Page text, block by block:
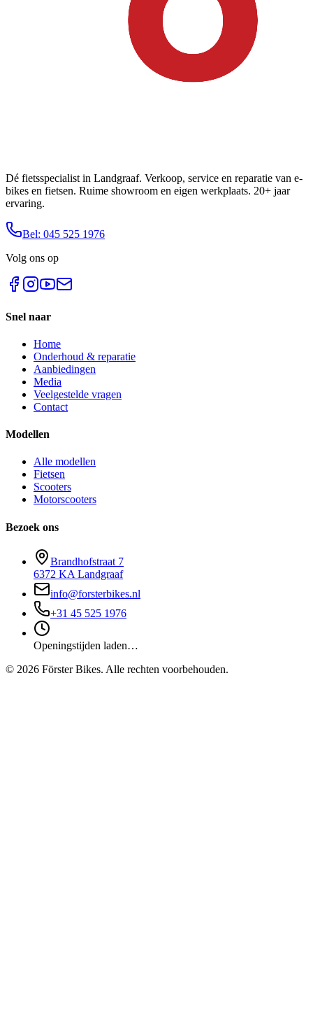
Dé fietsspecialist in Landgraaf. Verkoop, service en reparatie van e-
bikes en fietsen. Ruime showroom en eigen werkplaats. 20+ jaar
ervaring.
Bel: 045 525 1976
Volg ons op
Snel naar
Home
Onderhoud & reparatie
Aanbiedingen
Media
Veelgestelde vragen
Contact
Modellen
Alle modellen
Fietsen
Scooters
Motorscooters
Bezoek ons
Brandhofstraat 7
6372 KA Landgraaf
info@forsterbikes.nl
+31 45 525 1976
Openingstijden laden…
© 2026 Förster Bikes. Alle rechten voorbehouden.